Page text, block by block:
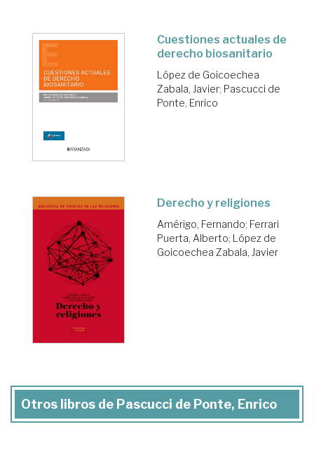
Cuestiones actuales de
derecho biosanitario
López de Goicoechea
Zabala, Javier; Pascucci de
Ponte, Enrico
Derecho y religiones
Amérigo, Fernando; Ferrari
Puerta, Alberto; López de
Goicoechea Zabala, Javier
Otros libros de Pascucci de Ponte, Enrico